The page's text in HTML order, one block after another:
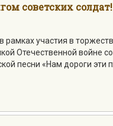
советских солдат!
рамках участия в
Отечественной войне
песни «Нам дороги эти